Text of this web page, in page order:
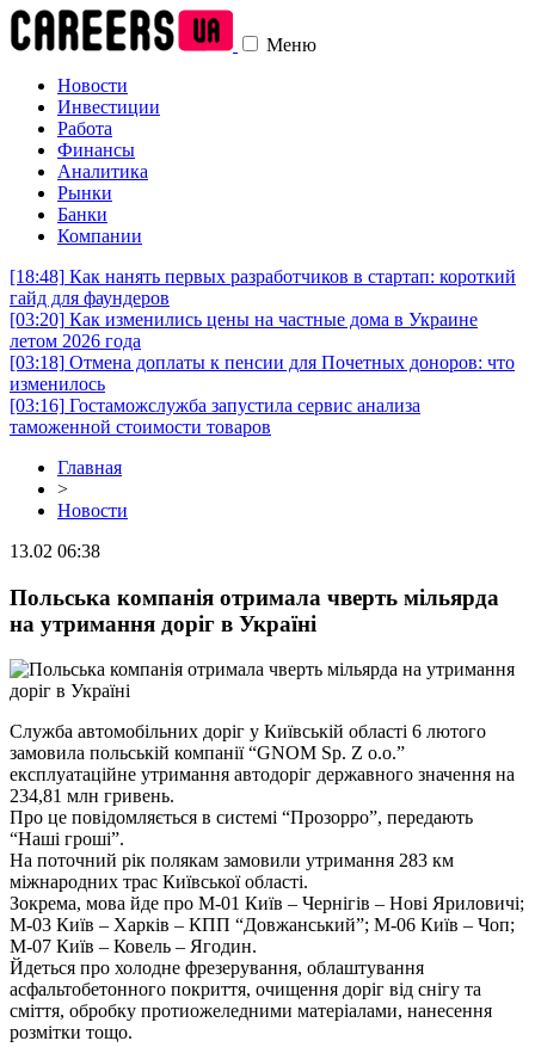
Меню
Новости
Инвестиции
Работа
Финансы
Аналитика
Рынки
Банки
Компании
[18:48] Как нанять первых разработчиков в стартап: короткий
гайд для фаундеров
[03:20] Как изменились цены на частные дома в Украине
летом 2026 года
[03:18] Отмена доплаты к пенсии для Почетных доноров: что
изменилось
[03:16] Гостаможслужба запустила сервис анализа
таможенной стоимости товаров
Главная
>
Новости
13.02 06:38
Польська компанія отримала чверть мільярда
на утримання доріг в Україні
Служба автомобільних доріг у Київській області 6 лютого
замовила польській компанії “GNOM Sp. Z o.o.”
експлуатаційне утримання автодоріг державного значення на
234,81 млн гривень.
Про це повідомляється в системі “Прозорро”, передають
“Наші гроші”.
На поточний рік полякам замовили утримання 283 км
міжнародних трас Київської області.
Зокрема, мова йде про М-01 Київ – Чернігів – Нові Яриловичі;
М-03 Київ – Харків – КПП “Довжанський”; М-06 Київ – Чоп;
М-07 Київ – Ковель – Ягодин.
Йдеться про холодне фрезерування, облаштування
асфальтобетонного покриття, очищення доріг від снігу та
сміття, обробку протиожеледними матеріалами, нанесення
розмітки тощо.